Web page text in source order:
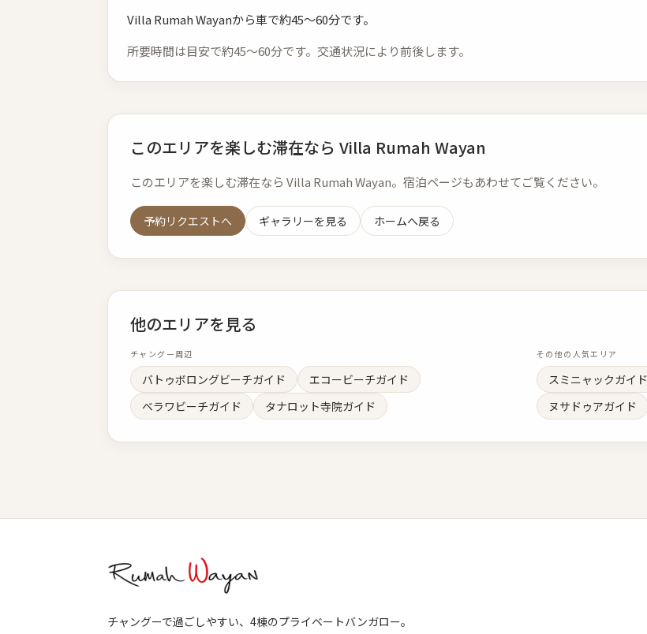
Villa Rumah Wayanから車で約45〜60分です。
所要時間は目安で約45〜60分です。交通状況により前後します。
このエリアを楽しむ滞在なら Villa Rumah Wayan
このエリアを楽しむ滞在なら Villa Rumah Wayan。宿泊ページもあわせてご覧ください。
予約リクエストへ ギャラリーを見る ホームへ戻る
他のエリアを見る
チャングー周辺
バトゥボロングビーチガイド
エコービーチガイド
ベラワビーチガイド
タナロット寺院ガイド
その他の人気エリア
スミニャックガイド
ヌサドゥアガイド
チャングーで過ごしやすい、4棟のプライベートバンガロー。